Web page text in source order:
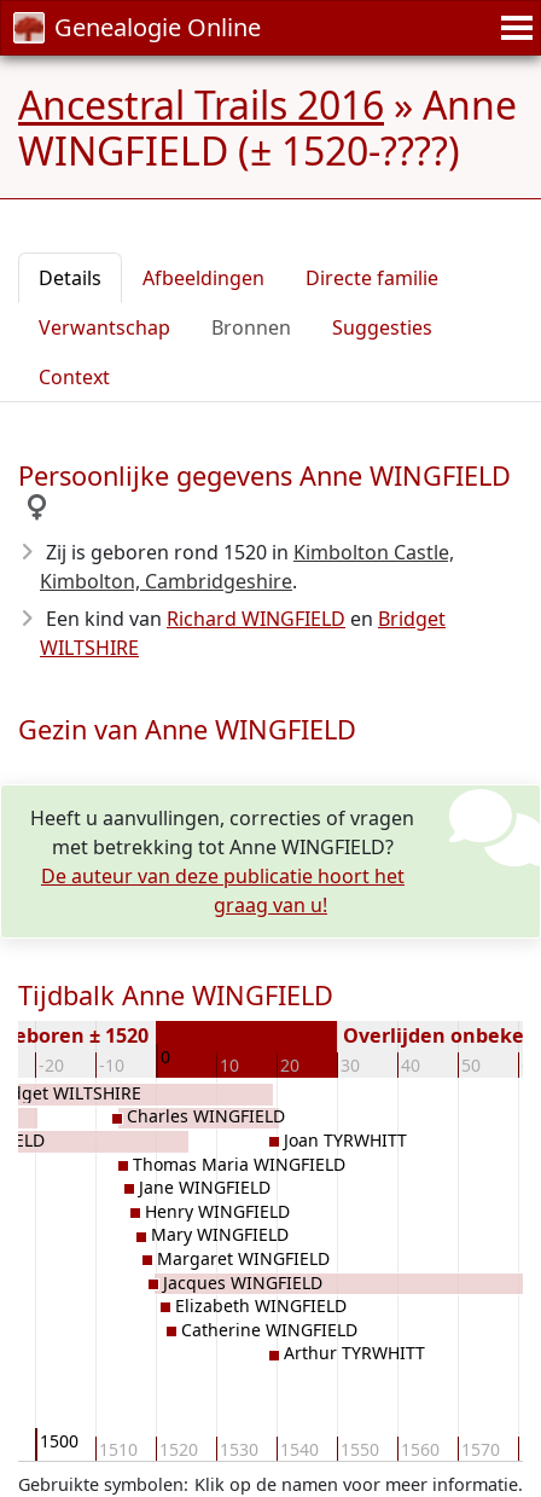
Genealogie Online
Ancestral Trails 2016 » Anne
WINGFIELD (± 1520-????)
Details Afbeeldingen
Directe familie
Verwantschap
Bronnen
Suggesties
Context
Persoonlijke gegevens Anne WINGFIELD
Zij is geboren rond 1520 in Kimbolton Castle,
Kimbolton, Cambridgeshire.
Een kind van Richard WINGFIELD en Bridget
WILTSHIRE
Gezin van Anne WINGFIELD
Heeft u aanvullingen, correcties of vragen
met betrekking tot Anne WINGFIELD?
De auteur van deze publicatie hoort het
graag van u!
Tijdbalk Anne WINGFIELD
-20 -10 0 10 20 30 40 50
Geboren ± 1520 Overlijden
1500 1510 1520 1530 1540 1550 1560 1570
WILTSHIRE
Charles WINGFIELD
Thomas Maria WINGFIELD
Jane WINGFIELD
Henry WINGFIELD
Mary WINGFIELD
Margaret WINGFIELD
Jacques WINGFIELD
Elizabeth WINGFIELD
Catherine WINGFIELD
Joan TYRWHITT
Arthur TYRWHITT
Klik op de namen voor meer informatie.
Gebruikte symbolen: